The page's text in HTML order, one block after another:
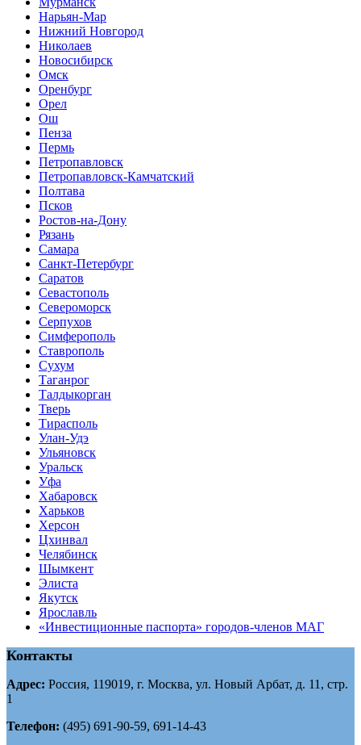
Нарьян-Мар
Нижний Новгород
Николаев
Новосибирск
Омск
Оренбург
Орел
Ош
Пенза
Пермь
Петропавловск
Петропавловск-Камчатский
Полтава
Псков
Ростов-на-Дону
Рязань
Самара
Санкт-Петербург
Саратов
Севастополь
Североморск
Серпухов
Симферополь
Ставрополь
Сухум
Таганрог
Tалдыкорган
Тверь
Тирасполь
Улан-Удэ
Ульяновск
Уральск
Уфа
Хабаровск
Харьков
Херсон
Цхинвал
Челябинск
Шымкент
Элиста
Якутск
Ярославль
«Инвестиционные паспорта» городов-членов МАГ
Контакты
Адрес: Россия, 119019, г. Москва, ул. Новый Арбат, д. 11, стр.
1
Телефон: (495) 691-90-59, 691-14-43